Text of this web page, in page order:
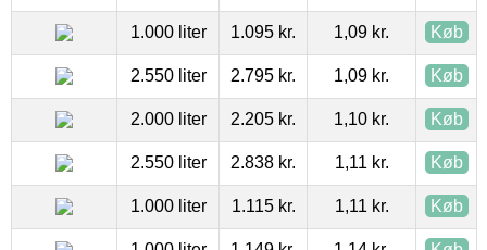
1.000 liter 1.095 kr. 1,09 kr. Køb
2.550 liter 2.795 kr. 1,09 kr. Køb
2.000 liter 2.205 kr. 1,10 kr. Køb
2.550 liter 2.838 kr. 1,11 kr. Køb
1.000 liter 1.115 kr. 1,11 kr. Køb